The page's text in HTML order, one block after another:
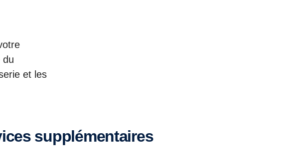
du
et les
supplémentaires